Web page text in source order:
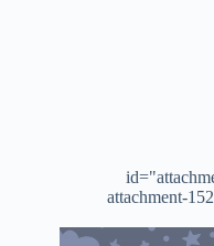
attachment-